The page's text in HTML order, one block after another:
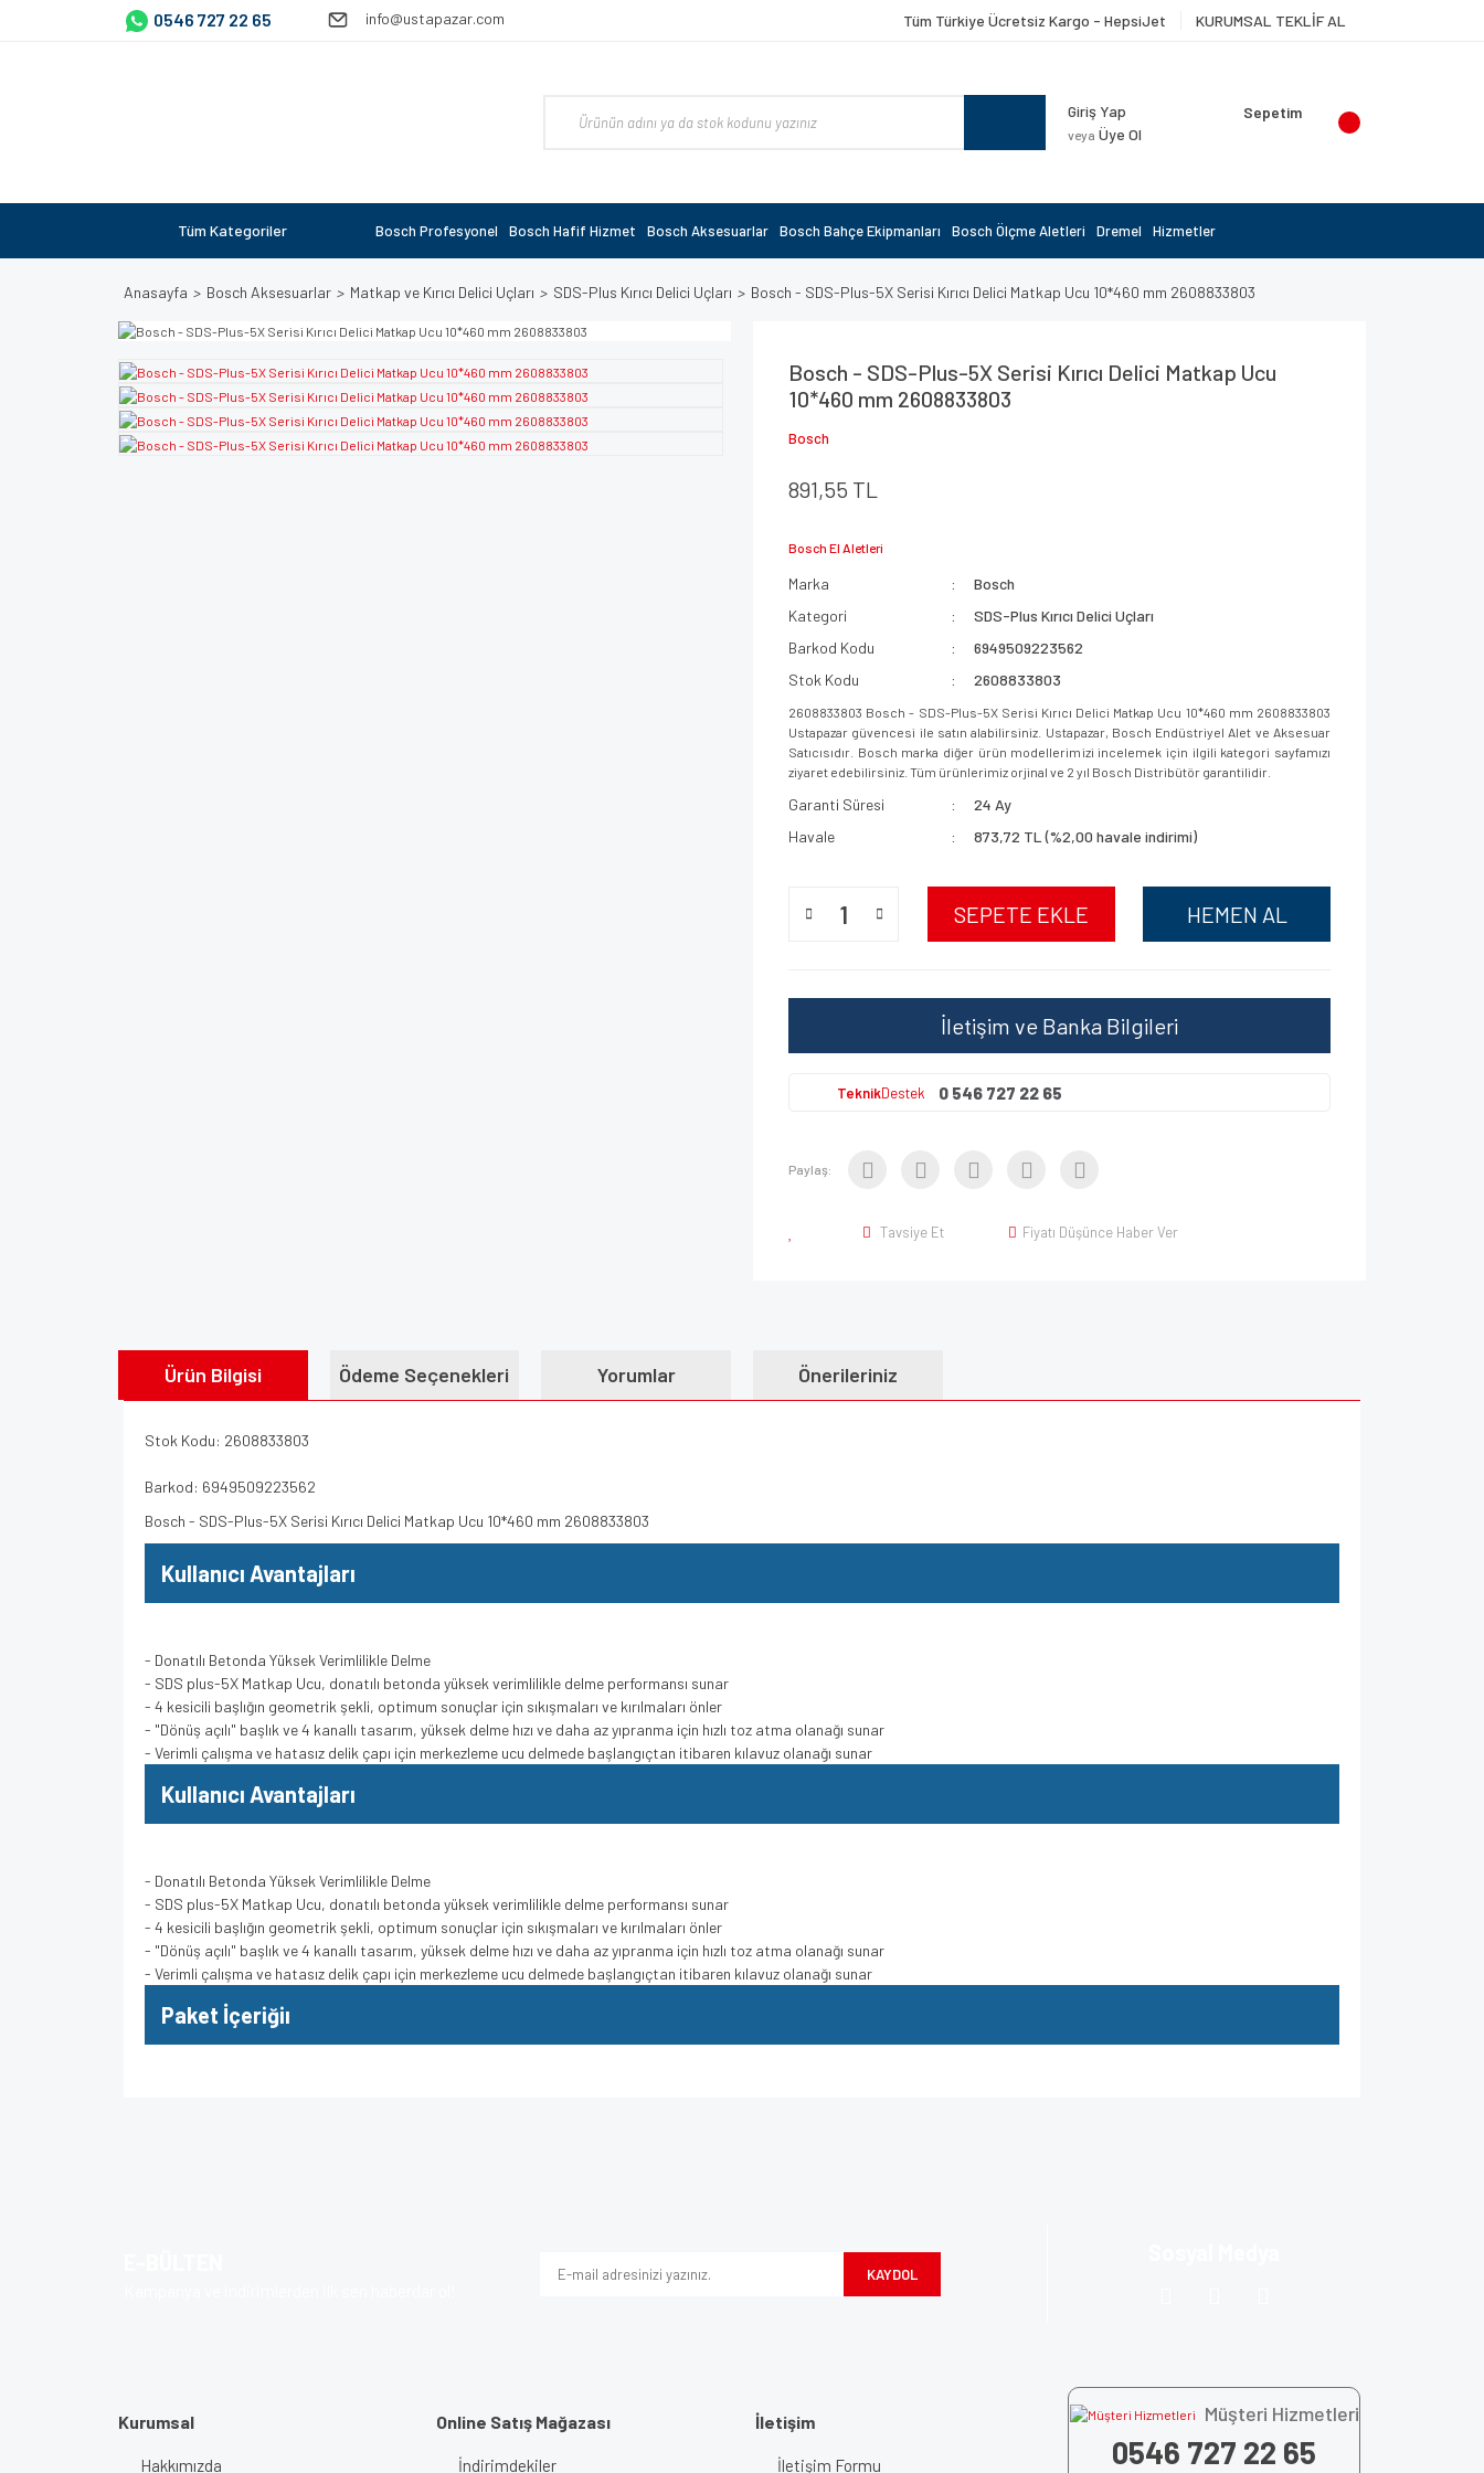
0546 727 22 65 info@ustapazar.com Tüm Türkiye Ücretsiz Kargo - HepsiJet KURUMSAL TEKLİF AL
Giriş Yap
veya Üye Ol
Sepetim
Tüm Kategoriler Bosch Profesyonel Bosch Hafif Hizmet Bosch Aksesuarlar Bosch Bahçe Ekipmanları Bosch Ölçme Aletleri Dremel Hizmetler
Anasayfa Bosch Aksesuarlar Matkap ve Kırıcı Delici Uçları SDS-Plus Kırıcı Delici Uçları Bosch - SDS-Plus-5X Serisi Kırıcı Delici Matkap Ucu 10*460 mm 2608833803
Bosch - SDS-Plus-5X Serisi Kırıcı Delici Matkap Ucu
10*460 mm 2608833803
Bosch
891,55 TL
Bosch El Aletleri
Marka
Bosch
Kategori
SDS-Plus Kırıcı Delici Uçları
Barkod Kodu
6949509223562
Stok Kodu
2608833803
2608833803 Bosch - SDS-Plus-5X Serisi Kırıcı Delici Matkap Ucu 10*460 mm 2608833803
Ustapazar güvencesi ile satın alabilirsiniz. Ustapazar, Bosch Endüstriyel Alet ve Aksesuar
Satıcısıdır. Bosch marka diğer ürün modellerimizi incelemek için ilgili kategori sayfamızı
ziyaret edebilirsiniz. Tüm ürünlerimiz orjinal ve 2 yıl Bosch Distribütör garantilidir.
Garanti Süresi
24 Ay
Havale
873,72 TL (%2,00 havale indirimi)
SEPETE EKLE HEMEN AL
İletişim ve Banka Bilgileri
TeknikDestek 0 546 727 22 65
Paylaş:
Tavsiye Et Fiyatı Düşünce Haber Ver
Ürün Bilgisi Ödeme Seçenekleri Yorumlar Önerileriniz
Stok Kodu: 2608833803
Barkod: 6949509223562
Bosch - SDS-Plus-5X Serisi Kırıcı Delici Matkap Ucu 10*460 mm 2608833803
Kullanıcı Avantajları
- Donatılı Betonda Yüksek Verimlilikle Delme
- SDS plus-5X Matkap Ucu, donatılı betonda yüksek verimlilikle delme performansı sunar
- 4 kesicili başlığın geometrik şekli, optimum sonuçlar için sıkışmaları ve kırılmaları önler
- "Dönüş açılı" başlık ve 4 kanallı tasarım, yüksek delme hızı ve daha az yıpranma için hızlı toz atma olanağı sunar
- Verimli çalışma ve hatasız delik çapı için merkezleme ucu delmede başlangıçtan itibaren kılavuz olanağı sunar
Kullanıcı Avantajları
- Donatılı Betonda Yüksek Verimlilikle Delme
- SDS plus-5X Matkap Ucu, donatılı betonda yüksek verimlilikle delme performansı sunar
- 4 kesicili başlığın geometrik şekli, optimum sonuçlar için sıkışmaları ve kırılmaları önler
- "Dönüş açılı" başlık ve 4 kanallı tasarım, yüksek delme hızı ve daha az yıpranma için hızlı toz atma olanağı sunar
- Verimli çalışma ve hatasız delik çapı için merkezleme ucu delmede başlangıçtan itibaren kılavuz olanağı sunar
Paket İçeriğiı
KAYDOL
Kurumsal
Hakkımızda
Online Satış Mağazası
İndirimdekiler
İletişim
İletişim Formu
Müşteri Hizmetleri
0546 727 22 65